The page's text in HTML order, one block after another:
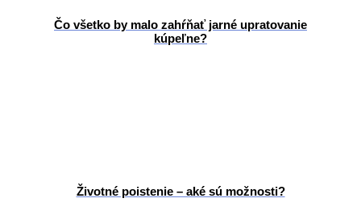
Čo všetko by malo zahŕňať jarné upratovanie
kúpeľne?
Životné poistenie – aké sú možnosti?